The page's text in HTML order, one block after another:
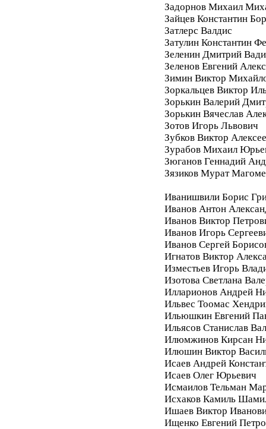
Задорнов Михаил
Зайцев Константин
Затлерс Валдис
Затулин Константин
Зеленин Дмитрий
Зеленов Евгений
Зимин Виктор
Зоркальцев Виктор
Зорькин Валерий
Зорькин Вячеслав
Зотов Игорь Львович
Зубков Виктор
Зурабов Михаил
Зюганов Геннадий
Зязиков Мурат
Иванишвили Борис
Иванов Антон
Иванов Виктор
Иванов Игорь
Иванов Сергей
Игнатов Виктор
Изместьев Игорь
Изотова Светлана
Илларионов Андрей
Ильвес Тоомас
Ильюшкин Евгений
Ильясов Станислав
Илюмжинов Кирсан
Илюшин Виктор
Исаев Андрей
Исаев Олег Юрьевич
Исмаилов Тельман
Исхаков Камиль
Ишаев Виктор
Ищенко Евгений